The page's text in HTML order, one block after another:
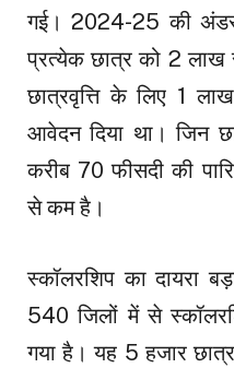
गई। 2024-25 की
प्रत्येक छात्र को 2 लाख
छात्रवृत्ति के लिए 1
आवेदन दिया था। जिन
करीब 70 फीसदी की
से कम है।
स्कॉलरशिप का दायरा
540 जिलों में से
गया है। यह 5 हजार